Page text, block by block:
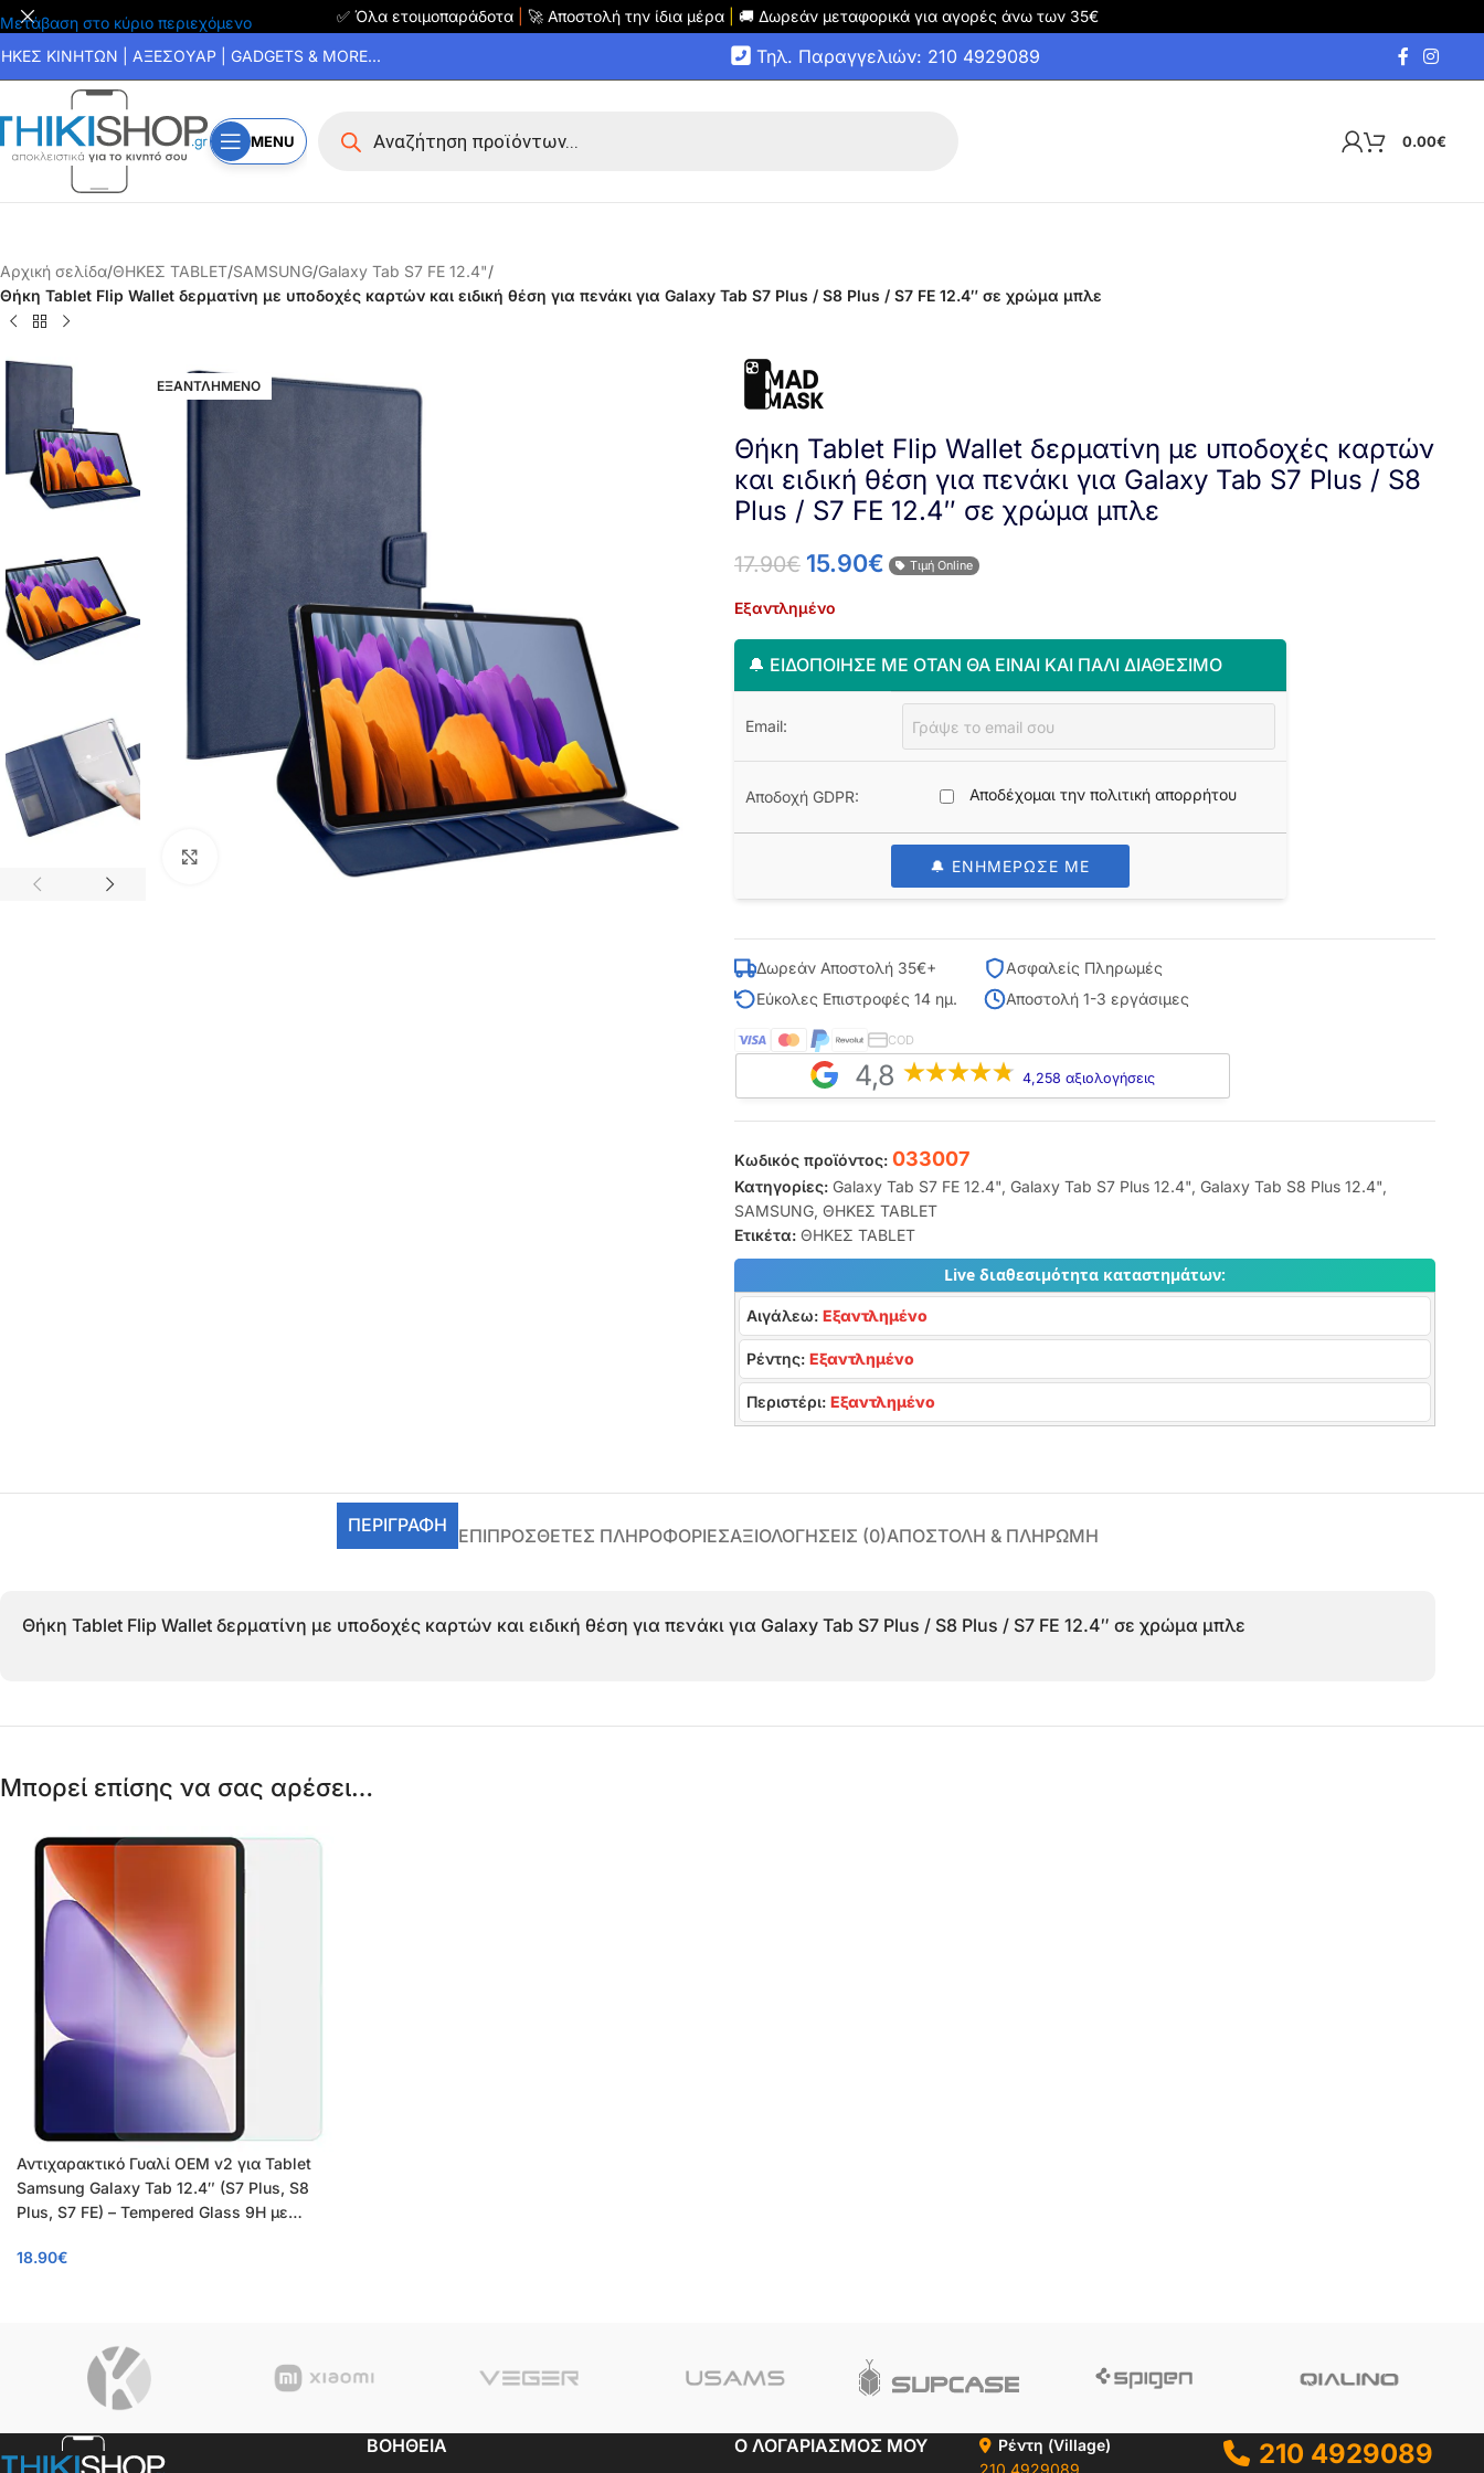
Μετάβαση στο κύριο περιεχόμενο ✅ Όλα ετοιμοπαράδοτα 🚀 Αποστολή την ίδια μέρα 🚚 Δωρεάν μεταφορικά για αγορές άνω των 35€
ΚΙΝΗΤΩΝ | ΑΞΕΣΟΥΑΡ | GADGETS & MORE... Τηλ. Παραγγελιών: 210 4929089
MENU 0.00€
Αρχική σελίδα/ΘΗΚΕΣ TABLET/SAMSUNG/Galaxy Tab S7 FE 12.4"/
Θήκη Tablet Flip Wallet δερματίνη με υποδοχές καρτών και ειδική θέση για πενάκι για Galaxy Tab S7 Plus / S8 Plus / S7 FE 12.4″ σε χρώμα μπλε
ΕΞΑΝΤΛΗΜΕΝΟ
Θήκη Tablet Flip Wallet δερματίνη με υποδοχές καρτών
και ειδική θέση για πενάκι για Galaxy Tab S7 Plus / S8
Plus / S7 FE 12.4″ σε χρώμα μπλε
17.90€ 15.90€ Τιμή Online
Εξαντλημένο
🔔 ΕΙΔΟΠΟΊΗΣΈ ΜΕ ΌΤΑΝ ΘΑ ΕΊΝΑΙ ΚΑΙ ΠΆΛΙ ΔΙΑΘΈΣΙΜΟ
Email:
Αποδοχή GDPR: Αποδέχομαι την πολιτική απορρήτου
🔔 ΕΝΗΜΕΡΩΣΕ ΜΕ
Δωρεάν Αποστολή 35€+
Ασφαλείς Πληρωμές
Εύκολες Επιστροφές 14 ημ.
Αποστολή 1-3 εργάσιμες
COD
4,8 4,258 αξιολογήσεις
Κωδικός προϊόντος: 033007
Κατηγορίες: Galaxy Tab S7 FE 12.4", Galaxy Tab S7 Plus 12.4", Galaxy Tab S8 Plus 12.4",
SAMSUNG, ΘΗΚΕΣ TABLET
Ετικέτα: ΘΗΚΕΣ TABLET
Live διαθεσιμότητα καταστημάτων:
Αιγάλεω: Εξαντλημένο
Ρέντης: Εξαντλημένο
Περιστέρι: Εξαντλημένο
ΠΕΡΙΓΡΑΦΉ ΕΠΙΠΡΌΣΘΕΤΕΣ ΠΛΗΡΟΦΟΡΊΕΣΑΞΙΟΛΟΓΉΣΕΙΣ (0)ΑΠΟΣΤΟΛΗ & ΠΛΗΡΩΜΗ
Θήκη Tablet Flip Wallet δερματίνη με υποδοχές καρτών και ειδική θέση για πενάκι για Galaxy Tab S7 Plus / S8 Plus / S7 FE 12.4″ σε χρώμα μπλε
Μπορεί επίσης να σας αρέσει…
Αντιχαρακτικό Γυαλί OEM v2 για Tablet
Samsung Galaxy Tab 12.4″ (S7 Plus, S8
Plus, S7 FE) – Tempered Glass 9H με
18.90€
ΒΟΗΘΕΙΑ Ο ΛΟΓΑΡΙΑΣΜΟΣ ΜΟΥ
Ρέντη (Village)
210 4929089
210 4929089